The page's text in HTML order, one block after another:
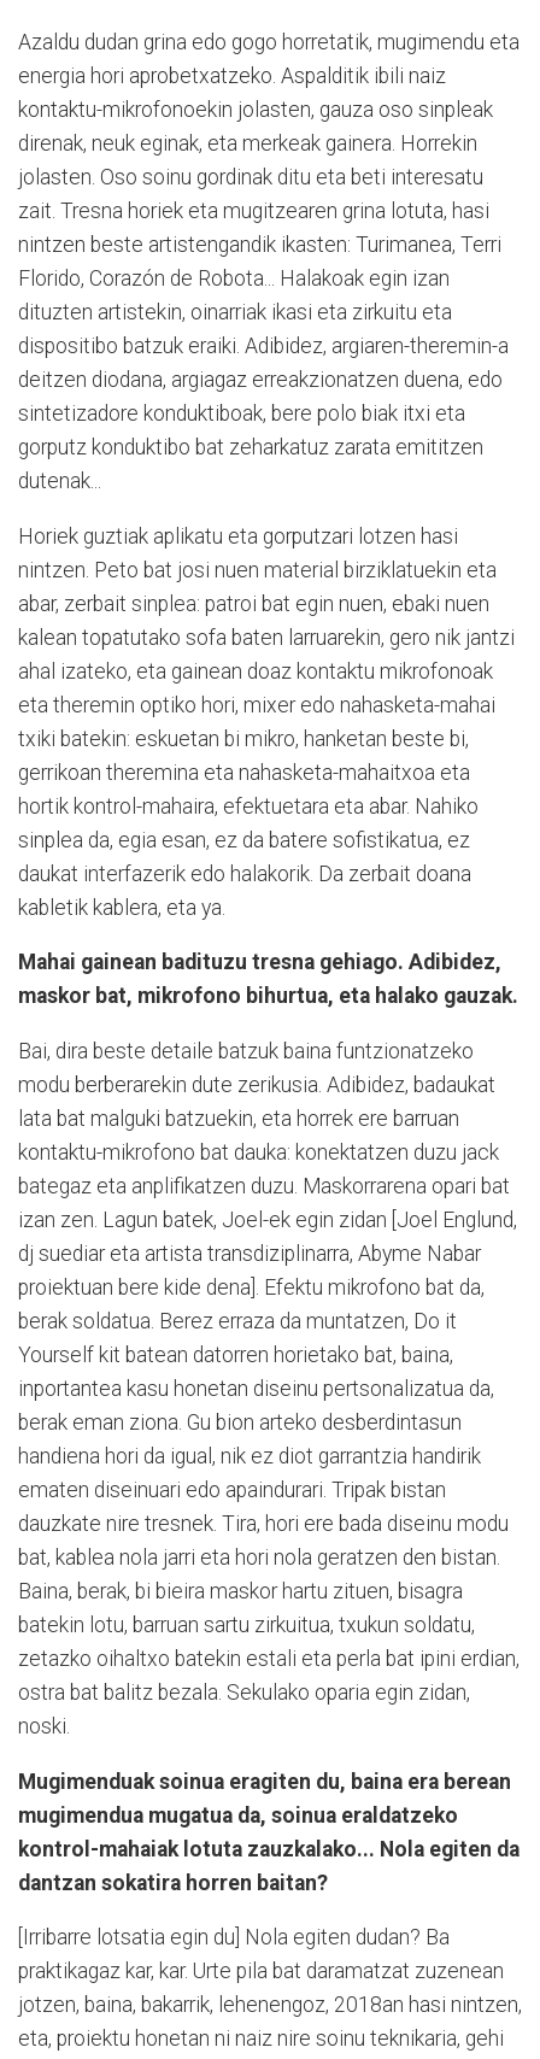
Azaldu dudan grina edo gogo horretatik, mugimendu eta
energia hori aprobetxatzeko. Aspalditik ibili naiz
kontaktu-mikrofonoekin jolasten, gauza oso sinpleak
direnak, neuk eginak, eta merkeak gainera. Horrekin
jolasten. Oso soinu gordinak ditu eta beti interesatu
zait. Tresna horiek eta mugitzearen grina lotuta, hasi
nintzen beste artistengandik ikasten: Turimanea, Terri
Florido, Corazón de Robota... Halakoak egin izan
dituzten artistekin, oinarriak ikasi eta zirkuitu eta
dispositibo batzuk eraiki. Adibidez, argiaren-theremin-a
deitzen diodana, argiagaz erreakzionatzen duena, edo
sintetizadore konduktiboak, bere polo biak itxi eta
gorputz konduktibo bat zeharkatuz zarata emititzen
dutenak...
Horiek guztiak aplikatu eta gorputzari lotzen hasi
nintzen. Peto bat josi nuen material birziklatuekin eta
abar, zerbait sinplea: patroi bat egin nuen, ebaki nuen
kalean topatutako sofa baten larruarekin, gero nik jantzi
ahal izateko, eta gainean doaz kontaktu mikrofonoak
eta theremin optiko hori, mixer edo nahasketa-mahai
txiki batekin: eskuetan bi mikro, hanketan beste bi,
gerrikoan theremina eta nahasketa-mahaitxoa eta
hortik kontrol-mahaira, efektuetara eta abar. Nahiko
sinplea da, egia esan, ez da batere sofistikatua, ez
daukat interfazerik edo halakorik. Da zerbait doana
kabletik kablera, eta ya.
Mahai gainean badituzu tresna gehiago. Adibidez,
maskor bat, mikrofono bihurtua, eta halako gauzak.
Bai, dira beste detaile batzuk baina funtzionatzeko
modu berberarekin dute zerikusia. Adibidez, badaukat
lata bat malguki batzuekin, eta horrek ere barruan
kontaktu-mikrofono bat dauka: konektatzen duzu jack
bategaz eta anplifikatzen duzu. Maskorrarena opari bat
izan zen. Lagun batek, Joel-ek egin zidan [Joel Englund,
dj suediar eta artista transdiziplinarra, Abyme Nabar
proiektuan bere kide dena]. Efektu mikrofono bat da,
berak soldatua. Berez erraza da muntatzen, Do it
Yourself kit batean datorren horietako bat, baina,
inportantea kasu honetan diseinu pertsonalizatua da,
berak eman ziona. Gu bion arteko desberdintasun
handiena hori da igual, nik ez diot garrantzia handirik
ematen diseinuari edo apaindurari. Tripak bistan
dauzkate nire tresnek. Tira, hori ere bada diseinu modu
bat, kablea nola jarri eta hori nola geratzen den bistan.
Baina, berak, bi bieira maskor hartu zituen, bisagra
batekin lotu, barruan sartu zirkuitua, txukun soldatu,
zetazko oihaltxo batekin estali eta perla bat ipini erdian,
ostra bat balitz bezala. Sekulako oparia egin zidan,
noski.
Mugimenduak soinua eragiten du, baina era berean
mugimendua mugatua da, soinua eraldatzeko
kontrol-mahaiak lotuta zauzkalako... Nola egiten da
dantzan sokatira horren baitan?
[Irribarre lotsatia egin du] Nola egiten dudan? Ba
praktikagaz kar, kar. Urte pila bat daramatzat zuzenean
jotzen, baina, bakarrik, lehenengoz, 2018an hasi nintzen,
eta, proiektu honetan ni naiz nire soinu teknikaria, gehi